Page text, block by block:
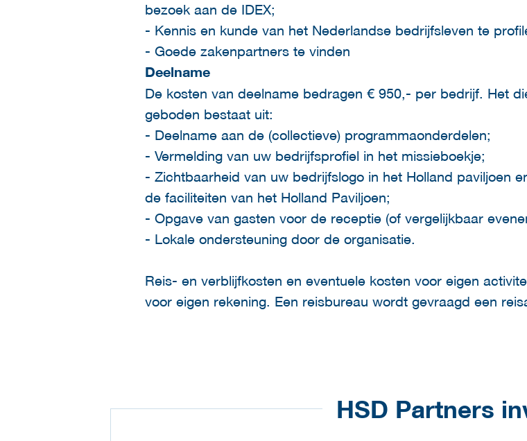
bezoek aan de IDEX;
- Kennis en kunde van het Nederlandse bedrijfsleven te
- Goede zakenpartners te vinden
Deelname
De kosten van deelname bedragen € 950,- per bedrijf. Het
geboden bestaat uit:
- Deelname aan de (collectieve) programmaonderdelen;
- Vermelding van uw bedrijfsprofiel in het missieboekje;
- Zichtbaarheid van uw bedrijfslogo in het Holland paviljoen
de faciliteiten van het Holland Paviljoen;
- Opgave van gasten voor de receptie (of vergelijkbaar
- Lokale ondersteuning door de organisatie.
Reis- en verblijfkosten en eventuele kosten voor eigen
voor eigen rekening. Een reisbureau wordt gevraagd een
HSD Partners